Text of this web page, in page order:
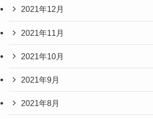
2021年12月
2021年11月
2021年10月
2021年9月
2021年8月